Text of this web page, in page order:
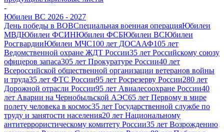
-
Юбилеи ВС 2026 - 2027
День победы в ВОВСпециальная военная операцияЮбилеи
МВДЮбилеи ФСИНЮбилеи ФСБЮбилеи ВСЮбилеи
РосгвардииЮбилеи МЧС100 лет ДОСААФ105 лет
Ведомственной охране ЖДТ России35 лет Российскому союзу
офицеров запаса305 лет Прокуратуре России40 лет
Всероссийской общественной организации ветеранов войны
и труда35 лет ФТС России95 лет Росрезерву России280 лет
Дорожной отрасли России95 лет Авиалесоохране России40
лет Аварии на Чернобыльской АЭС65 лет Первому в мире
полету человека в космос35 лет Государственной службе по
труду и занятости населения20 лет Национальному
антитеррористическому комитету России35 лет Возрождению